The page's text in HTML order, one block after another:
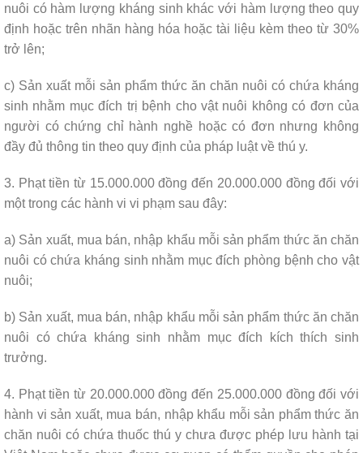
nuôi có hàm lượng kháng sinh khác với hàm lượng theo quy
định hoặc trên nhãn hàng hóa hoặc tài liệu kèm theo từ 30%
trở lên;
c) Sản xuất mỗi sản phẩm thức ăn chăn nuôi có chứa kháng
sinh nhằm mục đích trị bệnh cho vật nuôi không có đơn của
người có chứng chỉ hành nghề hoặc có đơn nhưng không
đầy đủ thông tin theo quy định của pháp luật về thú y.
3. Phạt tiền từ 15.000.000 đồng đến 20.000.000 đồng đối với
một trong các hành vi vi phạm sau đây:
a) Sản xuất, mua bán, nhập khẩu mỗi sản phẩm thức ăn chăn
nuôi có chứa kháng sinh nhằm mục đích phòng bệnh cho vật
nuôi;
b) Sản xuất, mua bán, nhập khẩu mỗi sản phẩm thức ăn chăn
nuôi có chứa kháng sinh nhằm mục đích kích thích sinh
trưởng.
4. Phạt tiền từ 20.000.000 đồng đến 25.000.000 đồng đối với
hành vi sản xuất, mua bán, nhập khẩu mỗi sản phẩm thức ăn
chăn nuôi có chứa thuốc thú y chưa được phép lưu hành tại